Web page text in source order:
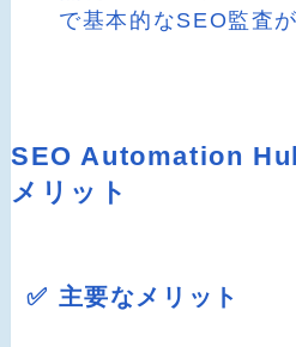
で基本的なSEO監査
SEO Automation
メリット
✅ 主要なメリット